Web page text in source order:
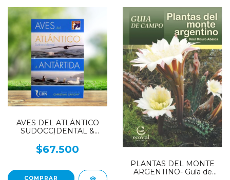
AVES DEL ATLÁNTICO
SUDOCCIDENTAL &
$67.500
PLANTAS DEL MONTE
ARGENTINO- Guía de